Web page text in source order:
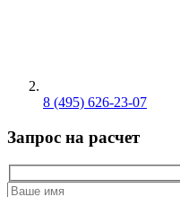
8 (495) 626-23-07
Запрос на расчет